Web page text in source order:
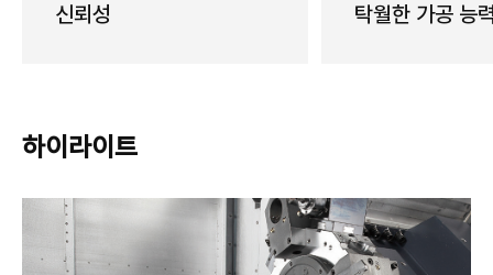
신뢰성 탁월한 가공 능
하이라이트